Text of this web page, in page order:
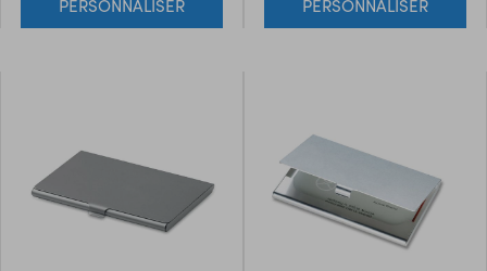
PERSONNALISER PERSONNALISER